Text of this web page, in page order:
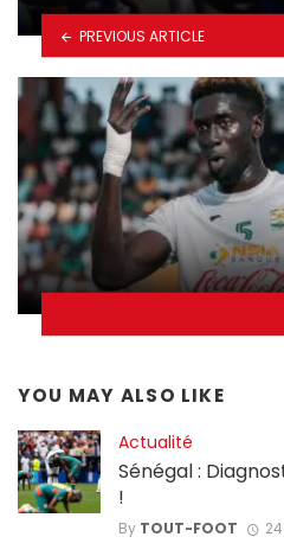
PREVIOUS ARTICLE
YOU MAY ALSO LIKE
Actualité
Sénégal :
!
By TOUT-FOOT